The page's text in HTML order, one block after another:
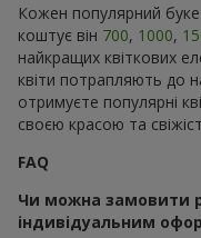
Кожен популярний
коштує він 700, 1000,
найкращих квіткових
квіти потрапляють до
отримуєте популярні
своєю красою та
FAQ
Чи можна замовити
індивідуальним